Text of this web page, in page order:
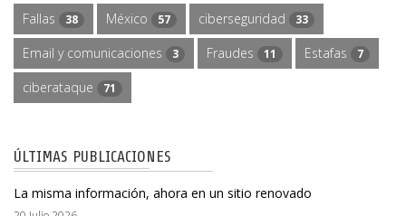
Fallas 38 México 57 ciberseguridad 33
Email y comunicaciones 3 Fraudes 11 Estafas 7
ciberataque 71
ÚLTIMAS PUBLICACIONES
La misma información, ahora en un sitio renovado